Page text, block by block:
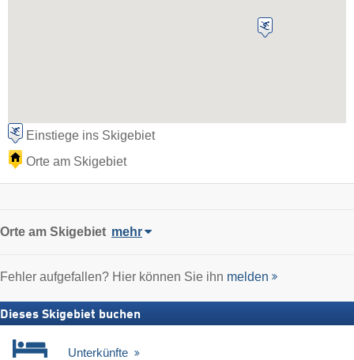
Einstiege ins Skigebiet
Orte am Skigebiet
Orte am Skigebiet mehr
Fehler aufgefallen? Hier können Sie ihn melden
Dieses Skigebiet buchen
Unterkünfte